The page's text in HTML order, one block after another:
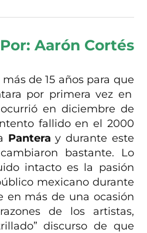
Por: Aarón Cortés
de 15 años para que
por primera vez en
en diciembre de
fallido en el 2000
Pantera y durante este
bastante. Lo
intacto es la pasión
mexicano durante
en más de una ocasión
de los artistas,
discurso de que